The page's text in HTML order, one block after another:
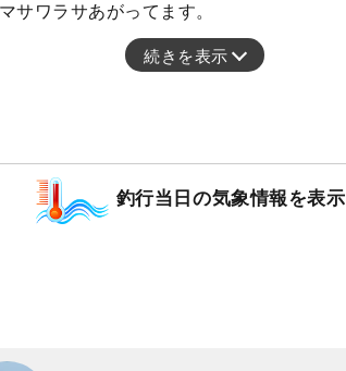
サワラサあがってます。
続きを表示
釣行当日の気象情報を表示